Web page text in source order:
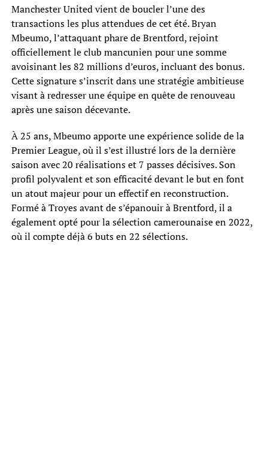
Manchester United vient de boucler l’une des
transactions les plus attendues de cet été. Bryan
Mbeumo, l’attaquant phare de Brentford, rejoint
officiellement le club mancunien pour une somme
avoisinant les 82 millions d’euros, incluant des bonus.
Cette signature s’inscrit dans une stratégie ambitieuse
visant à redresser une équipe en quête de renouveau
après une saison décevante.
À 25 ans, Mbeumo apporte une expérience solide de la
Premier League, où il s’est illustré lors de la dernière
saison avec 20 réalisations et 7 passes décisives. Son
profil polyvalent et son efficacité devant le but en font
un atout majeur pour un effectif en reconstruction.
Formé à Troyes avant de s’épanouir à Brentford, il a
également opté pour la sélection camerounaise en 2022,
où il compte déjà 6 buts en 22 sélections.